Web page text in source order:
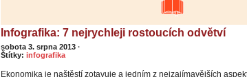
Infografika: 7 nejrychleji rostoucích odvětví
sobota 3. srpna 2013 ·
Štítky: infografika
Ekonomika je naštěstí zotavuje a jedním z nejzajímavějších